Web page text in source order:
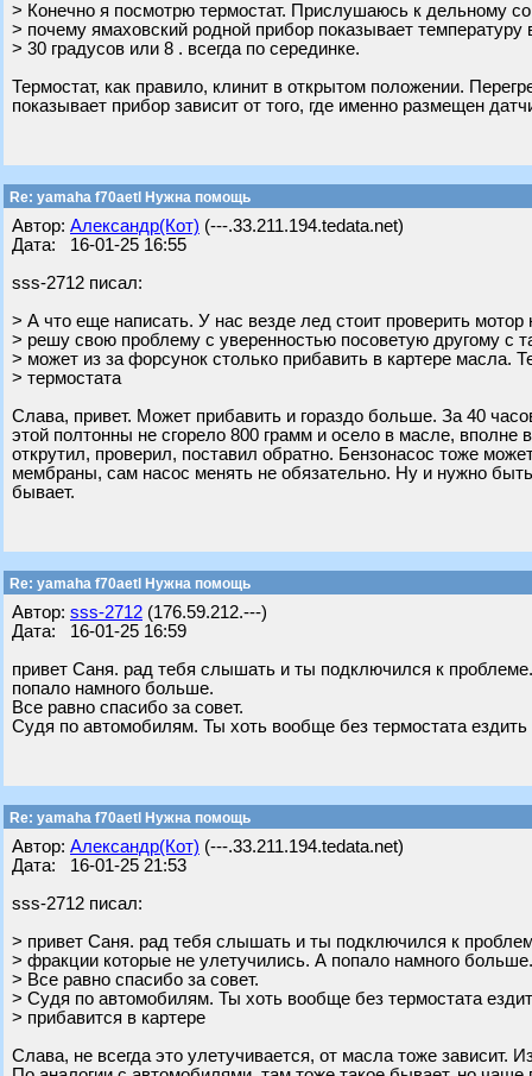
> Конечно я посмотрю термостат. Прислушаюсь к дельному
> почему ямаховский родной прибор показывает
> 30 градусов или 8 . всегда по серединке.
Термостат, как правило, клинит в открытом положении.
показывает прибор зависит от того, где именно размещен
Re: yamaha f70aetl Нужна помощь
Автор: Александр(Кот) (---.33.211.194.tedata.net)
Дата: 16-01-25 16:55
sss-2712 писал:
> А что еще написать. У нас везде лед стоит проверить мотор
> решу свою проблему с уверенностью посоветую другому с
> может из за форсунок столько прибавить в картере масла.
> термостата
Слава, привет. Может прибавить и гораздо больше. За 40
этой полтонны не сгорело 800 грамм и осело в масле,
открутил, проверил, поставил обратно. Бензонасос тоже
мембраны, сам насос менять не обязательно. Ну и нужно
бывает.
Re: yamaha f70aetl Нужна помощь
Автор: sss-2712 (176.59.212.---)
Дата: 16-01-25 16:59
привет Саня. рад тебя слышать и ты подключился к
попало намного больше.
Все равно спасибо за совет.
Судя по автомобилям. Ты хоть вообще без термостата
Re: yamaha f70aetl Нужна помощь
Автор: Александр(Кот) (---.33.211.194.tedata.net)
Дата: 16-01-25 21:53
sss-2712 писал:
> привет Саня. рад тебя слышать и ты подключился к
> фракции которые не улетучились. А попало намного больше.
> Все равно спасибо за совет.
> Судя по автомобилям. Ты хоть вообще без термостата
> прибавится в картере
Слава, не всегда это улетучивается, от масла тоже зависит.